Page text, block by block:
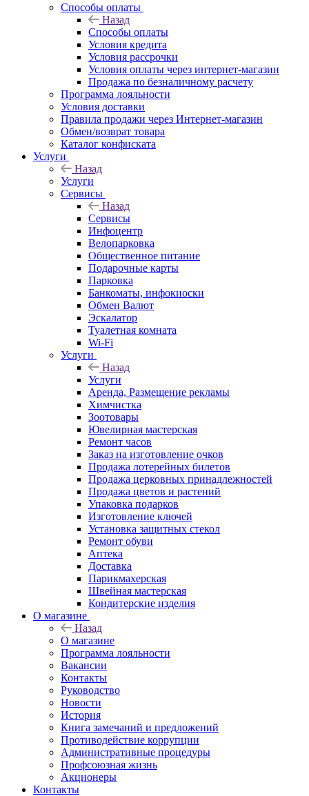
Способы оплаты
Назад
Способы оплаты
Условия кредита
Условия рассрочки
Условия оплаты через интернет-магазин
Продажа по безналичному расчету
Программа лояльности
Условия доставки
Правила продажи через Интернет-магазин
Обмен/возврат товара
Каталог конфиската
Услуги
Назад
Услуги
Сервисы
Назад
Сервисы
Инфоцентр
Велопарковка
Общественное питание
Подарочные карты
Парковка
Банкоматы, инфокиоски
Обмен Валют
Эскалатор
Туалетная комната
Wi-Fi
Услуги
Назад
Услуги
Аренда, Размещение рекламы
Химчистка
Зоотовары
Ювелирная мастерская
Ремонт часов
Заказ на изготовление очков
Продажа лотерейных билетов
Продажа церковных принадлежностей
Продажа цветов и растений
Упаковка подарков
Изготовление ключей
Установка защитных стекол
Ремонт обуви
Аптека
Доставка
Парикмахерская
Швейная мастерская
Кондитерские изделия
О магазине
Назад
О магазине
Программа лояльности
Вакансии
Контакты
Руководство
Новости
История
Книга замечаний и предложений
Противодействие коррупции
Административные процедуры
Профсоюзная жизнь
Акционеры
Контакты